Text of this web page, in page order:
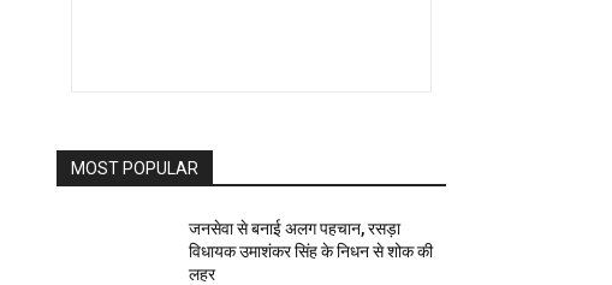
MOST POPULAR
जनसेवा से बनाई अलग पहचान, रसड़ा
विधायक उमाशंकर सिंह के निधन से शोक की
लहर